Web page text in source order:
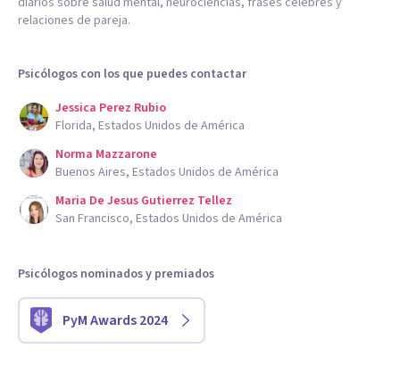
relaciones de pareja.
Psicólogos con los que puedes contactar
Jessica Perez Rubio
Florida, Estados Unidos de América
Norma Mazzarone
Buenos Aires, Estados Unidos de América
Maria De Jesus Gutierrez Tellez
San Francisco, Estados Unidos de América
Psicólogos nominados y premiados
PyM Awards 2024